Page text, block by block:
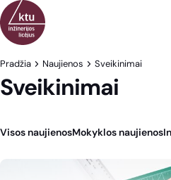
Eiti į turinį
Pradžia Naujienos Sveikinimai
Sveikinimai
Visos naujienosMokyklos naujienos